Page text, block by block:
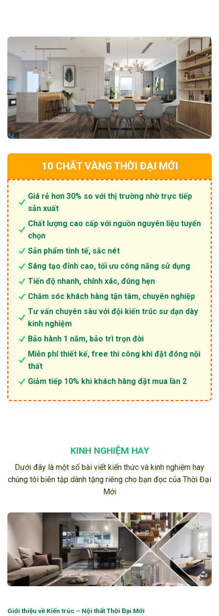
10 CHẤT VÀNG THỜI ĐẠI MỚI
Giá rẻ hơn 30% so với thị trường nhờ trực tiếp
sản xuất
Chất lượng cao cấp với nguồn nguyên liệu tuyển
chọn
Sản phẩm tinh tế, sắc nét
Sáng tạo đỉnh cao, tối ưu công năng sử dụng
Tiến độ nhanh, chính xác, đúng hẹn
Chăm sóc khách hàng tận tâm, chuyên nghiệp
Tư vấn chuyên sâu với đội kiến trúc sư dạn dày
kinh nghiệm
Bảo hành 1 năm, bảo trì trọn đời
Miễn phí thiết kế, free thi công khi đặt đóng nội
thất
Giảm tiếp 10% khi khách hàng đặt mua lần 2
KINH NGHIỆM HAY
Dưới đây là một số bài viết kiến thức và kinh nghiệm hay
chúng tôi biên tập dành tặng riêng cho bạn đọc của Thời Đại
Mới
Giới thiệu về Kiến trúc – Nội thất Thời Đại Mới